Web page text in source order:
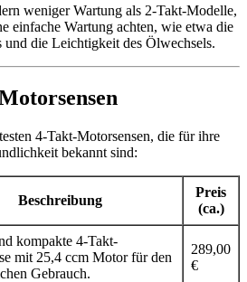
weniger Wartung als 2-Takt-Modelle,
einfache Wartung achten, wie etwa die
die Leichtigkeit des Ölwechsels.
4-Takt-Motorsensen, die für ihre
bekannt sind:
Beschreibung
Preis
(ca.)
kompakte 4-Takt-
mit 25,4 ccm Motor für den
Gebrauch.
289,00
€